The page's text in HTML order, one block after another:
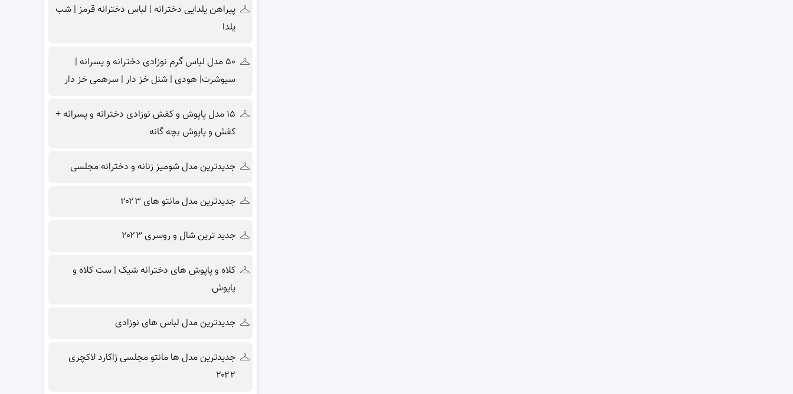
پیراهن یلدایی دخترانه | لباس دخترانه قرمز | شب
یلدا
۵۰ مدل لباس گرم نوزادی دخترانه و پسرانه |
سیوشرت| هودی | شنل خز دار | سرهمی خز دار
۱۵ مدل پاپوش و کفش نوزادی دخترانه و پسرانه +
کفش و پاپوش بچه گانه
جدیدترین مدل شومیز زنانه و دخترانه مجلسی
جدیدترین مدل مانتو های ۲۰۲۳
جدید ترین شال و روسری ۲۰۲۳
کلاه و پاپوش های دخترانه شیک | ست کلاه و
پاپوش
جدیدترین مدل لباس های نوزادی
جدیدترین مدل ها مانتو مجلسی ژاکارد لاکچری
۲۰۲۲